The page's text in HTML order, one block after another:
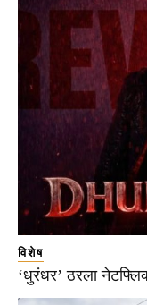
विशेष
‘धुरंधर’ ठरला